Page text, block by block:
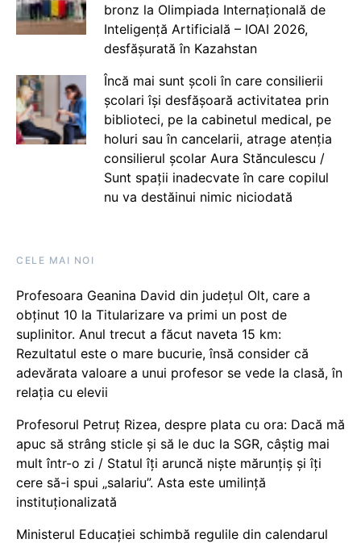
bronz la Olimpiada Internațională de
Inteligență Artificială – IOAI 2026,
desfășurată în Kazahstan
Încă mai sunt școli în care consilierii
școlari își desfășoară activitatea prin
biblioteci, pe la cabinetul medical, pe
holuri sau în cancelarii, atrage atenția
consilierul școlar Aura Stănculescu /
Sunt spații inadecvate în care copilul
nu va destăinui nimic niciodată
CELE MAI NOI
Profesoara Geanina David din județul Olt, care a
obținut 10 la Titularizare va primi un post de
suplinitor. Anul trecut a făcut naveta 15 km:
Rezultatul este o mare bucurie, însă consider că
adevărata valoare a unui profesor se vede la clasă, în
relația cu elevii
Profesorul Petruț Rizea, despre plata cu ora: Dacă mă
apuc să strâng sticle și să le duc la SGR, câștig mai
mult într-o zi / Statul îți aruncă niște mărunțiș și îți
cere să-i spui „salariu”. Asta este umilință
instituționalizată
Ministerul Educației schimbă regulile din calendarul